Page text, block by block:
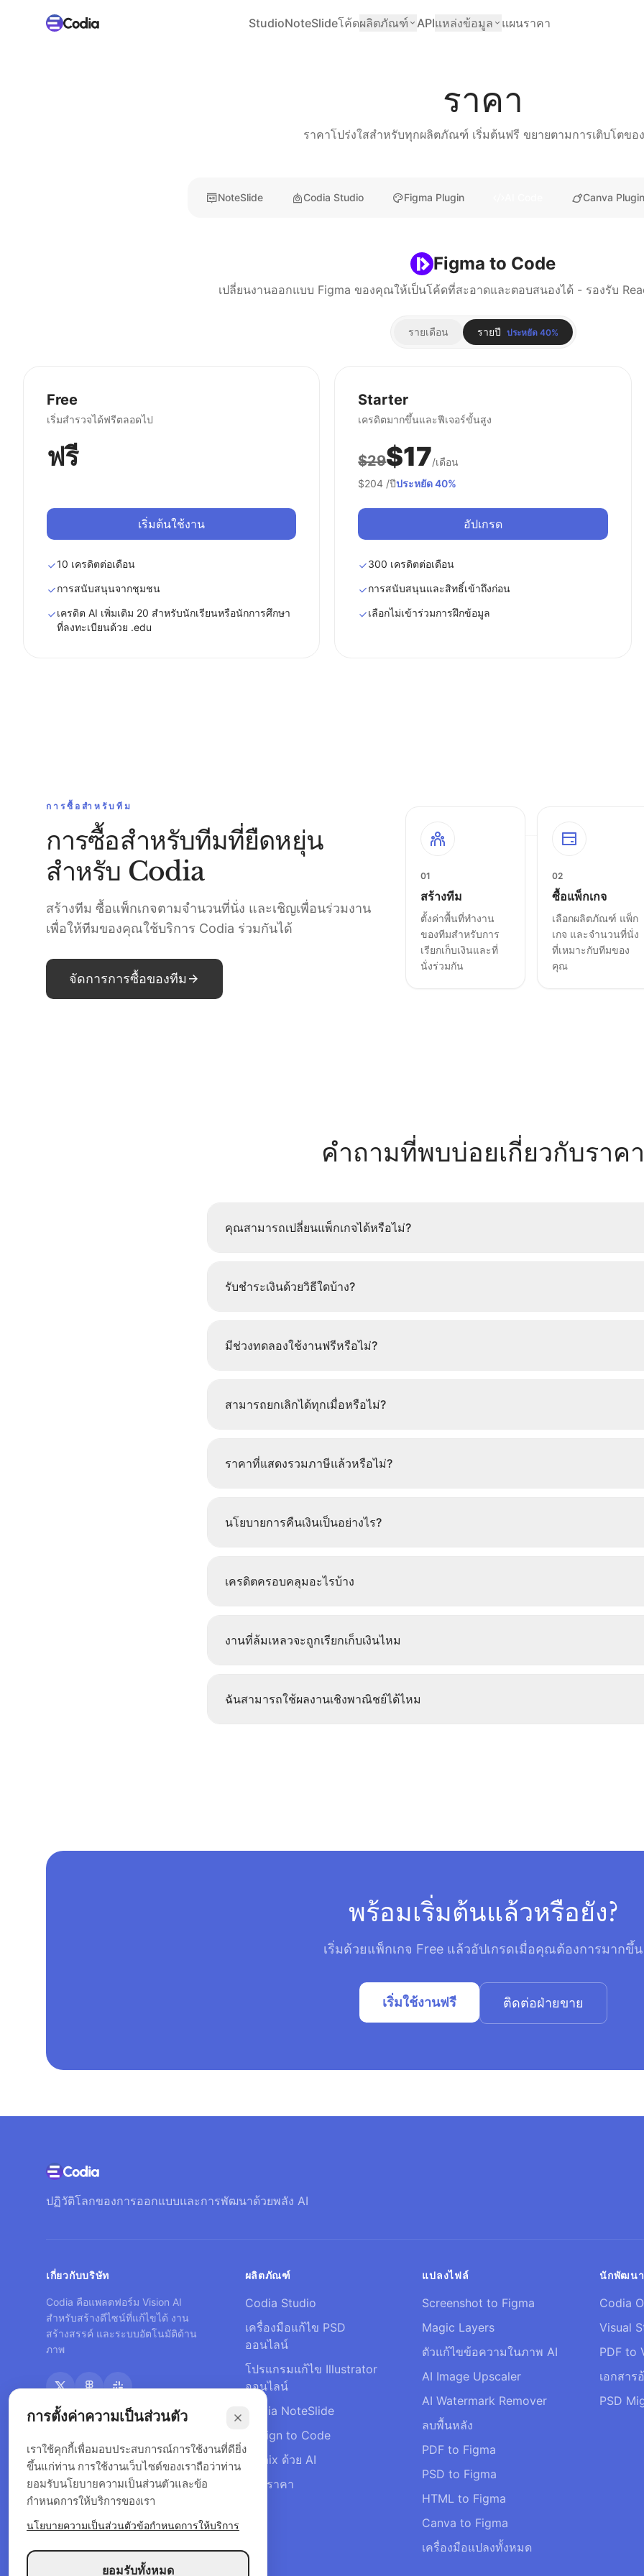
StudioNoteSlideโค้ดผลิตภัณฑ์ APIแหล่งข้อมูล แผนราคา
ราคา
ราคาโปร่งใสสำหรับทุกผลิตภัณฑ์ เริ่มต้นฟรี ขยายตามการเติบโตข
NoteSlide Codia Studio Figma Plugin Canva Plugin
Figma to Code
รายเดือน รายปี ประหยัด 40%
Free
เริ่มสำรวจได้ฟรีตลอดไป
ฟรี
เริ่มต้นใช้งาน
10 เครดิตต่อเดือน
การสนับสนุนจากชุมชน
เครดิต AI เพิ่มเติม 20 สำหรับนักเรียนหรือนักการศึกษา
ที่ลงทะเบียนด้วย .edu
Starter
เครดิตมากขึ้นและฟีเจอร์ขั้นสูง
$29$17/เดือน
$204 /ปีประหยัด 40%
อัปเกรด
300 เครดิตต่อเดือน
การสนับสนุนและสิทธิ์เข้าถึงก่อน
เลือกไม่เข้าร่วมการฝึกข้อมูล
การซื้อสำหรับทีม
การซื้อสำหรับทีมที่ยืดหยุ่น
สำหรับ Codia
สร้างทีม ซื้อแพ็กเกจตามจำนวนที่นั่ง และเชิญเพื่อนร่วมงาน
เพื่อให้ทีมของคุณใช้บริการ Codia ร่วมกันได้
จัดการการซื้อของทีม
01
สร้างทีม
ตั้งค่าพื้นที่ทำงาน
ของทีมสำหรับการ
เรียกเก็บเงินและที่
นั่งร่วมกัน
02
ซื้อแพ็กเกจ
เลือกผลิตภัณฑ์ แพ็ก
เกจ และจำนวนที่นั่ง
ที่เหมาะกับทีมของ
คุณ
คำถามที่พบบ่อยเกี่ยวกับราคา
คุณสามารถเปลี่ยนแพ็กเกจได้หรือไม่?
รับชำระเงินด้วยวิธีใดบ้าง?
มีช่วงทดลองใช้งานฟรีหรือไม่?
สามารถยกเลิกได้ทุกเมื่อหรือไม่?
ราคาที่แสดงรวมภาษีแล้วหรือไม่?
นโยบายการคืนเงินเป็นอย่างไร?
เครดิตครอบคลุมอะไรบ้าง
งานที่ล้มเหลวจะถูกเรียกเก็บเงินไหม
ฉันสามารถใช้ผลงานเชิงพาณิชย์ได้ไหม
พร้อมเริ่มต้นแล้วหรือยัง?
เริ่มด้วยแพ็กเกจ Free แล้วอัปเกรดเมื่อคุณต้องการมากขึ้น
เริ่มใช้งานฟรี ติดต่อฝ่ายขาย
ปฏิวัติโลกของการออกแบบและการพัฒนาด้วยพลัง AI
เกี่ยวกับบริษัท
Codia คือแพลตฟอร์ม Vision AI
สำหรับสร้างดีไซน์ที่แก้ไขได้ งาน
สร้างสรรค์ และระบบอัตโนมัติด้าน
ภาพ
ผลิตภัณฑ์
Codia Studio
เครื่องมือแก้ไข PSD
ออนไลน์
โปรแกรมแก้ไข Illustrator
ออนไลน์
Codia NoteSlide
Design to Code
Remix ด้วย AI
แผนราคา
แปลงไฟล์
Screenshot to Figma
Magic Layers
ตัวแก้ไขข้อความในภาพ AI
AI Image Upscaler
AI Watermark Remover
ลบพื้นหลัง
PDF to Figma
PSD to Figma
HTML to Figma
Canva to Figma
เครื่องมือแปลงทั้งหมด
นักพัฒนา
Codia
Visual
PDF to
เอกสาร
PSD
การตั้งค่าความเป็นส่วนตัว
เราใช้คุกกี้เพื่อมอบประสบการณ์การใช้งานที่ดียิ่ง
ขึ้นแก่ท่าน การใช้งานเว็บไซต์ของเราถือว่าท่าน
ยอมรับนโยบายความเป็นส่วนตัวและข้อ
กำหนดการให้บริการของเรา
นโยบายความเป็นส่วนตัวข้อกำหนดการให้บริการ
ยอมรับทั้งหมด